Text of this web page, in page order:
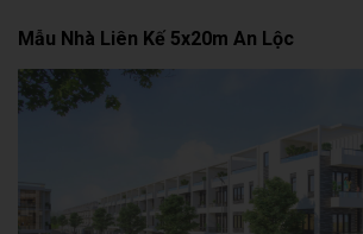
Mẫu Nhà Liên Kế 5x20m An Lộc